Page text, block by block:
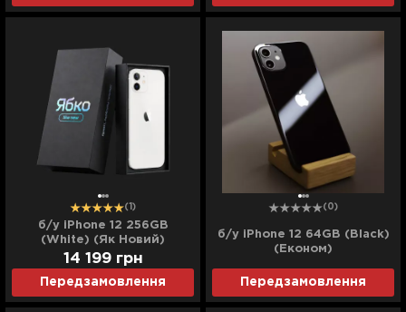
(1)
б/у iPhone 12 256GB
(White) (Як Новий)
Передзамовлення
14 199 грн
(0)
б/у iPhone 12 64GB (Black)
(Економ)
Передзамовлення